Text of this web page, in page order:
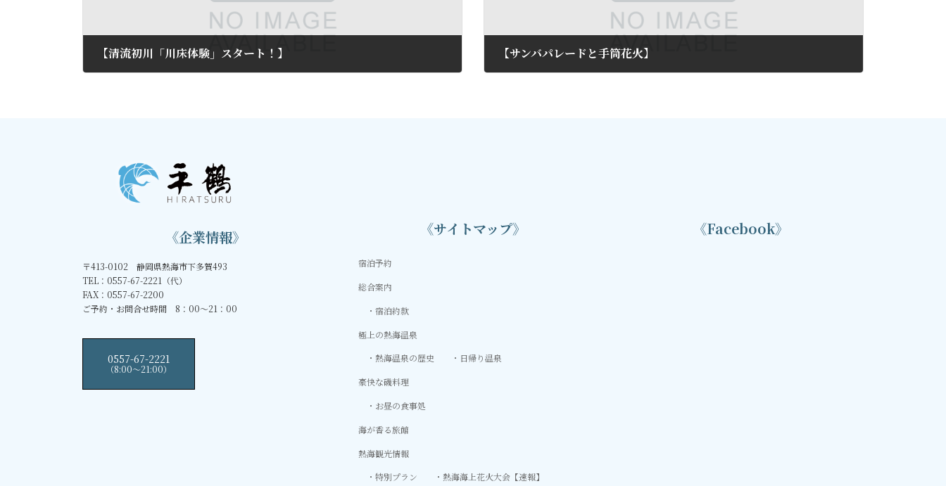
【清流初川「川床体験」スタート！】 【サンバパレードと手筒花火】
《企業情報》
〒413-0102 静岡県熱海市下多賀493
TEL：0557-67-2221（代）
FAX：0557-67-2200
ご予約・お問合せ時間 8：00～21：00
0557-67-2221
（8:00〜21:00）
《サイトマップ》
宿泊予約
総合案内
宿泊約款
極上の熱海温泉
熱海温泉の歴史
日帰り温泉
豪快な磯料理
お昼の食事処
海が香る旅館
熱海観光情報
特別プラン
熱海海上花火大会【速報】
《Facebook》